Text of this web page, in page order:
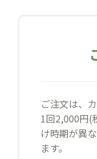
ご注文は、
1回2,000円(
け時期が異
ます。